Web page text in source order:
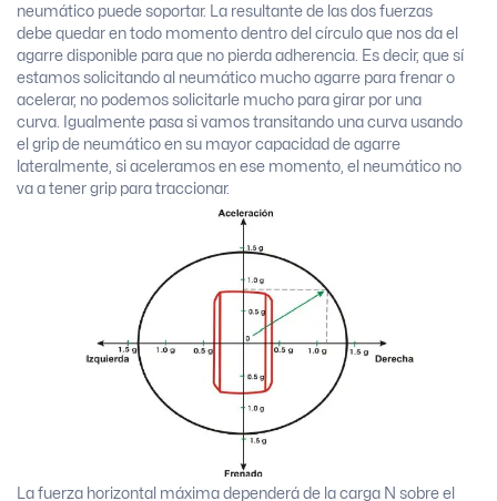
neumático puede soportar. La resultante de las dos fuerzas
debe quedar en todo momento dentro del círculo que nos da el
agarre disponible para que no pierda adherencia. Es decir, que sí
estamos solicitando al neumático mucho agarre para frenar o
acelerar, no podemos solicitarle mucho para girar por una
curva. Igualmente pasa si vamos transitando una curva usando
el grip de neumático en su mayor capacidad de agarre
lateralmente, si aceleramos en ese momento, el neumático no
va a tener grip para traccionar.
La fuerza horizontal máxima dependerá de la carga N sobre el